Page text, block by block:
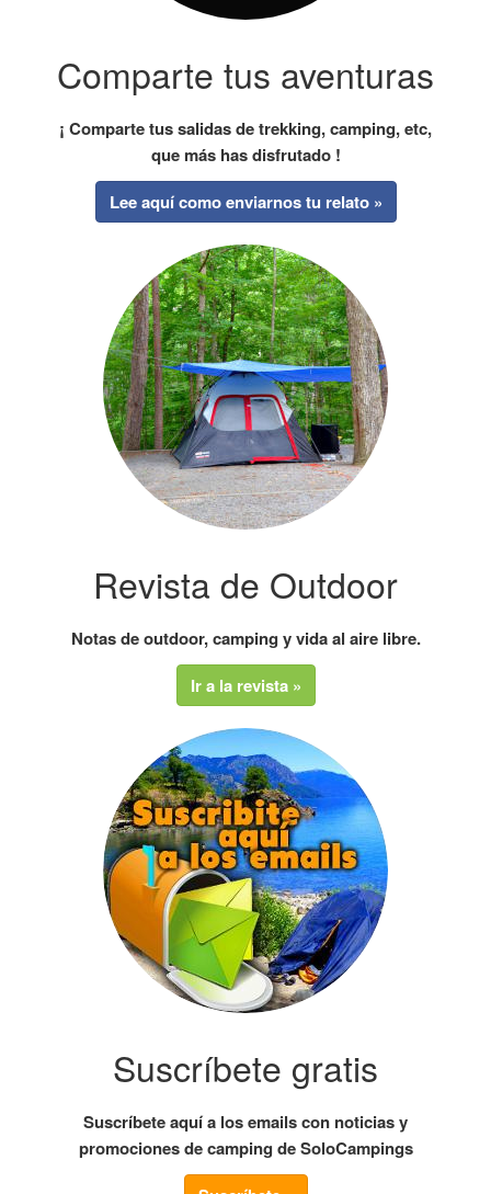
Comparte tus aventuras
¡ Comparte tus salidas de trekking, camping, etc,
que más has disfrutado !
Lee aquí como enviarnos tu relato »
Revista de Outdoor
Notas de outdoor, camping y vida al aire libre.
Ir a la revista »
Suscríbete gratis
Suscríbete aquí a los emails con noticias y
promociones de camping de SoloCampings